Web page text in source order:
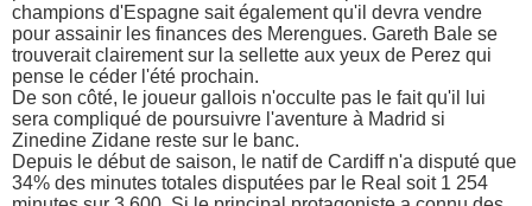
champions d'Espagne sait également qu'il devra vendre
pour assainir les finances des Merengues. Gareth Bale se
trouverait clairement sur la sellette aux yeux de Perez qui
pense le céder l'été prochain.
De son côté, le joueur gallois n'occulte pas le fait qu'il lui
sera compliqué de poursuivre l'aventure à Madrid si
Zinedine Zidane reste sur le banc.
Depuis le début de saison, le natif de Cardiff n'a disputé que
34% des minutes totales disputées par le Real soit 1 254